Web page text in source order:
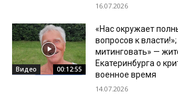
16.07.2026
Видео 00:12:55
«Нас окружает
вопросов к
митинговать» —
Екатеринбурга о
военное время
14.07.2026